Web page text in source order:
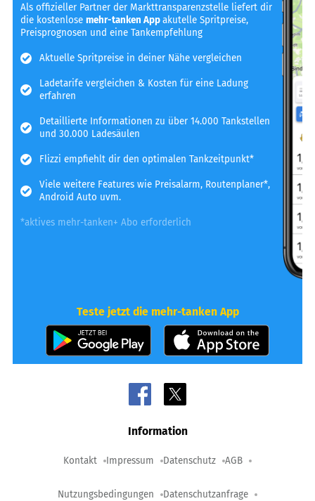
Als offizieller Partner der Markttransparenzstelle liefert dir
die kostenlosemehr-tanken Appakutelle Spritpreise,
Preisprognosen und eine Tankempfehlung
Aktuelle Spritpreise in deiner Nähe vergleichen
Ladetarife vergleichen & Kosten für eine Ladung
erfahren
Detaillierte Informationen zu über 14.000 Tankstellen
und 30.000 Ladesäulen
Flizzi empfiehlt dir den optimalen Tankzeitpunkt*
Viele weitere Features wie Preisalarm, Routenplaner*,
Android Auto uvm.
*aktives mehr-tanken+ Abo erforderlich
Teste jetzt die mehr-tanken App
Information
Kontakt Impressum Datenschutz AGB
Nutzungsbedingungen Datenschutzanfrage